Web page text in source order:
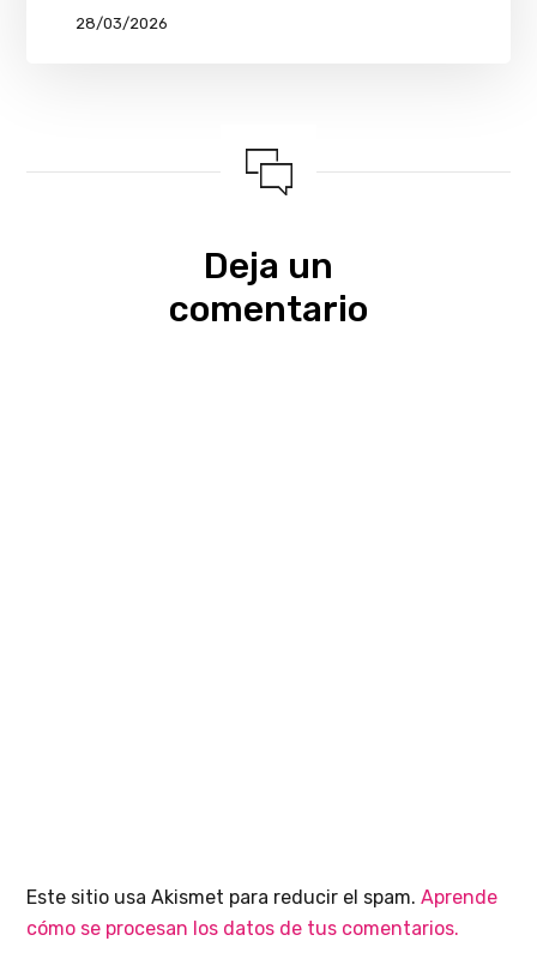
28/03/2026
Deja un
comentario
Este sitio usa Akismet para reducir el spam.Aprende
cómo se procesan los datos de tus comentarios.